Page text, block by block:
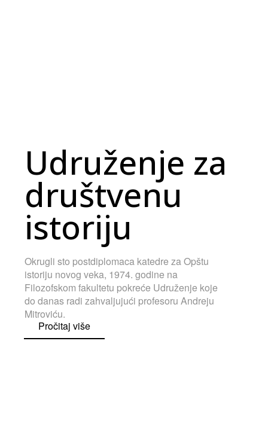
Udruženje za
društvenu
istoriju
Okrugli sto postdiplomaca katedre za Opštu
istoriju novog veka, 1974. godine na
Filozofskom fakultetu pokreće Udruženje koje
do danas radi zahvaljujući profesoru Andreju
Mitroviću.
Pročitaj više